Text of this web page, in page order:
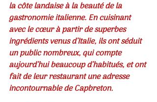
la côte landaise à la beauté de la
gastronomie italienne. En cuisinant
avec le cœur à partir de superbes
ingrédients venus d’Italie, ils ont séduit
un public nombreux, qui compte
aujourd’hui beaucoup d’habitués, et ont
fait de leur restaurant une adresse
incontournable de Capbreton.